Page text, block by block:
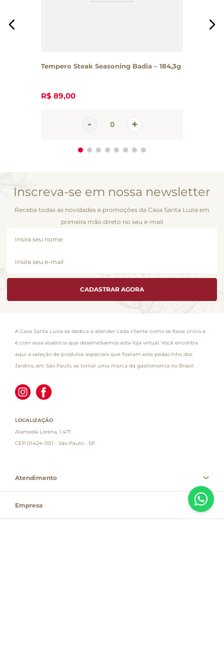
Tempero Steak Seasoning Badia – 184,3g
R$ 89,00
Inscreva-se em nossa newsletter
Receba todas as novidades e promoções da Casa Santa Luzia em
primeira mão direto no seu e-mail
CADASTRAR AGORA
A Casa Santa Luzia se dedica a atender cada cliente como se fosse único e
é com essa essência que desenvolvemos esta loja virtual. Você encontra
aqui a seleção de produtos especiais que fizeram este pedacinho dos
Jardins, em São Paulo, se tornar uma marca da gastronomia no Brasil.
LOCALIZAÇÃO
Alameda Lorena, 1.471
CEP 01424-001 - São Paulo - SP
Atendimento
Empresa